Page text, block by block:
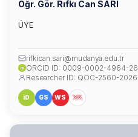
Öğr. Gör. Rıfkı Can SARI
ÜYE
rifkican.sari@mudanya.edu.tr
iD ORCID ID: 0009-0002-4964-
Researcher ID: QOC-2560-2026
iD GS WS